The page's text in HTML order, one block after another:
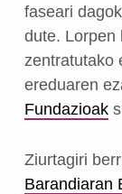
faseari
dute. Lorpen
zentratutako
ereduaren
Fundazioak
Ziurtagiri
Barandiaran